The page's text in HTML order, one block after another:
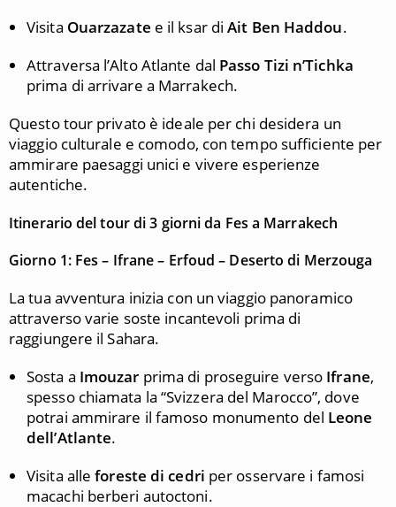
Visita Ouarzazate e il ksar diAit Ben Haddou.
Attraversa l’Alto Atlante dal Passo Tizi n’Tichka
prima di arrivare a Marrakech.
Questo tour privato è ideale per chi desidera un
viaggio culturale e comodo, con tempo sufficiente per
ammirare paesaggi unici e vivere esperienze
autentiche.
Itinerario del tour di 3 giorni da Fes a Marrakech
Giorno 1: Fes – Ifrane – Erfoud – Deserto di Merzouga
La tua avventura inizia con un viaggio panoramico
attraverso varie soste incantevoli prima di
raggiungere il Sahara.
Sosta a Imouzar prima di proseguire verso Ifrane,
spesso chiamata la “Svizzera del Marocco”, dove
potrai ammirare il famoso monumento del Leone
dell’Atlante.
Visita alleforeste di cedri per osservare i famosi
macachi berberi autoctoni.